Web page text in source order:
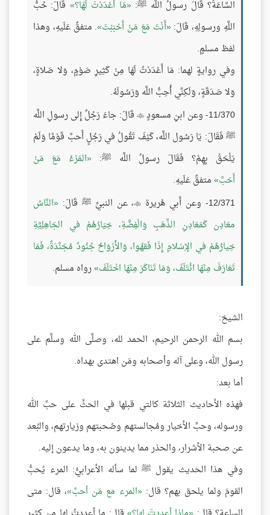
السَّاعَةُ؟ قَالَ رسولُ اللَّه ﷺ: مَا أَعْدَدْتَ لَهَا؟ قَالَ: حُبُّ
اللَّهِ ورسولِهِ، قَالَ: أَنْتَ مَعَ مَنْ أَحْبَبْتَ . متفقٌ عَلَيهِ، وهذا
لفظ مسلمٍ.
وفي روايةٍ لهما: مَا أَعْدَدْتُ لَهَا مِنْ كَثِيرِ صَوْمٍ، وَلا صَلاةٍ،
وَلا صَدَقَةٍ، وَلَكِنِّي أُحِبُّ اللَّه وَرَسُولَهُ.
11/370- وعن ابنِ مسعودٍ
 قَالَ: جاءَ رَجُلٌ إِلى رسولِ اللَّه
ﷺ فَقَالَ: يَا رَسُول اللَّه، كَيْفَ تَقُولُ في رَجُلٍ أَحبَّ قَوْمًا وَلَمْ
يَلْحَقْ بِهِمْ؟ فَقَالَ رسولُ اللَّه ﷺ:
المَرْءُ مَعَ مَنْ
أَحَبَّ متفقٌ عَلَيهِ.
12/371- وعن أَبي هُريرة
، عن النبيِّ ﷺ قَالَ:
النَّاسُ
معَادِن كَمَعَادِنِ الذَّهَبِ وَالْفِضَّةِ، خِيَارُهُمْ في الجَاهِلِيَّةِ
خِيارُهُمْ في الإِسْلامِ إِذَا فَقهُوا، وَالأَرْوَاحُ جُنُودٌ مُجَنَّدَةٌ، فَمَا
تَعَارَفَ مِنْهَا ائْتَلَفَ، وَمَا تَنَاكَرَ مِنْهَا اخْتَلَفَ رواه مسلم.
الشيخ:
بسم الله الرحمن الرحيم، الحمد لله، وصلَّى الله وسلَّم على
رسول الله، وعلى آله وأصحابه ومَن اهتدى بهداه.
أما بعد:
فهذه الأحاديث الثلاثة كالتي قبلها في الحثِّ على حبِّ الله
ورسوله، وحبِّ الأخيار ومُجالستهم وصُحبتهم وزيارتهم، والبُعد
عن صحبة الأشرار، والحذر مما يدينون به، وما يدعون إليه.
وفي هذا الحديث يقول ﷺ لما سأله الأعرابيُّ: المرء يُحبُّ
القومَ ولما يلحق بهم؟ قال: المرء مع مَن أحبَّ ، قال: متى